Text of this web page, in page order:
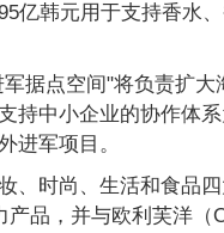
亿韩元用于支持香水
据点空间"将负责扩大
持中小企业的协作体
进军项目。
、时尚、生活和食品
产品，并与欧利芙洋（